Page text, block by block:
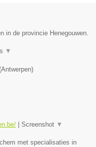
in de provincie Henegouwen.
▼
Antwerpen)
Screenshot ▼
met specialisaties in